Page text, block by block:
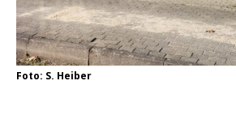
Foto: S. Heiber